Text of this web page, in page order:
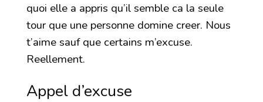
quoi elle a appris qu’il semble ca la seule
tour que une personne domine creer. Nous
t’aime sauf que certains m’excuse.
Reellement.
Appel d’excuse